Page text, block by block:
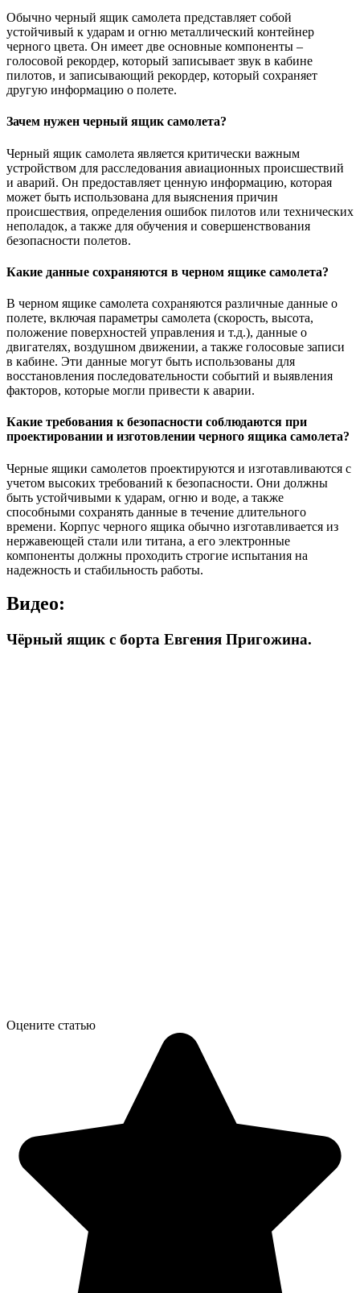
Обычно черный ящик самолета представляет собой
устойчивый к ударам и огню металлический контейнер
черного цвета. Он имеет две основные компоненты –
голосовой рекордер, который записывает звук в кабине
пилотов, и записывающий рекордер, который сохраняет
другую информацию о полете.
Зачем нужен черный ящик самолета?
Черный ящик самолета является критически важным
устройством для расследования авиационных происшествий
и аварий. Он предоставляет ценную информацию, которая
может быть использована для выяснения причин
происшествия, определения ошибок пилотов или технических
неполадок, а также для обучения и совершенствования
безопасности полетов.
Какие данные сохраняются в черном ящике самолета?
В черном ящике самолета сохраняются различные данные о
полете, включая параметры самолета (скорость, высота,
положение поверхностей управления и т.д.), данные о
двигателях, воздушном движении, а также голосовые записи
в кабине. Эти данные могут быть использованы для
восстановления последовательности событий и выявления
факторов, которые могли привести к аварии.
Какие требования к безопасности соблюдаются при
проектировании и изготовлении черного ящика самолета?
Черные ящики самолетов проектируются и изготавливаются с
учетом высоких требований к безопасности. Они должны
быть устойчивыми к ударам, огню и воде, а также
способными сохранять данные в течение длительного
времени. Корпус черного ящика обычно изготавливается из
нержавеющей стали или титана, а его электронные
компоненты должны проходить строгие испытания на
надежность и стабильность работы.
Видео:
Чёрный ящик с борта Евгения Пригожина.
Оцените статью